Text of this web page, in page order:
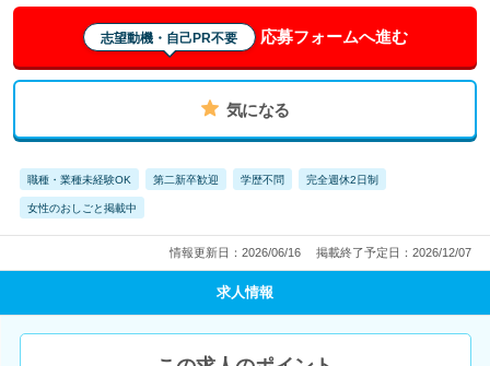
志望動機・自己PR不要 応募フォームへ進む
気になる
職種・業種未経験OK 第二新卒歓迎 学歴不問 完全週休2日制
女性のおしごと掲載中
情報更新日：2026/06/16 掲載終了予定日：2026/12/07
求人情報